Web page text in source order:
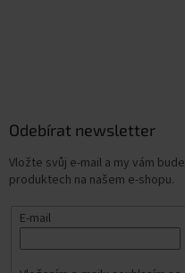
Odebírat newsletter
Vložte svůj e-mail a my vám
produktech na našem e-shopu.
E-mail